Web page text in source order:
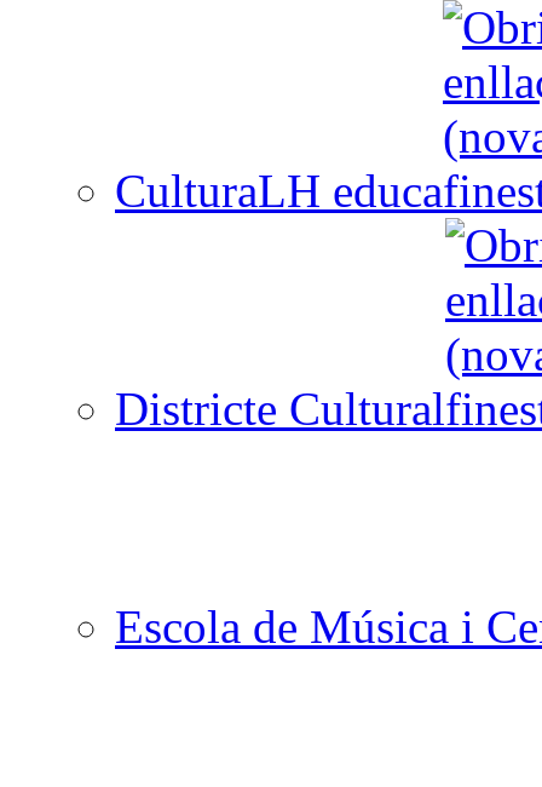
CulturaLH educa
Districte Cultural
Escola de Música i